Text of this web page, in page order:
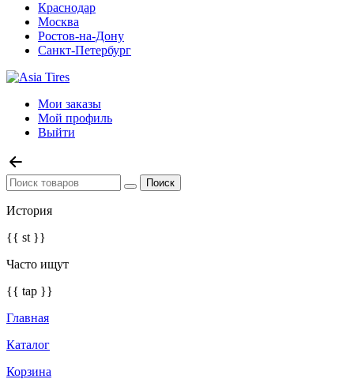
Краснодар
Москва
Ростов-на-Дону
Санкт-Петербург
Мои заказы
Мой профиль
Выйти
История
{{ st }}
Часто ищут
{{ tap }}
Главная
Каталог
Корзина